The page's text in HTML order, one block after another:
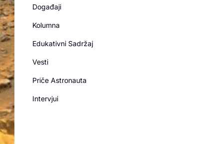
Događaji
Kolumna
Edukativni Sadržaj
Vesti
Priče Astronauta
Intervjui